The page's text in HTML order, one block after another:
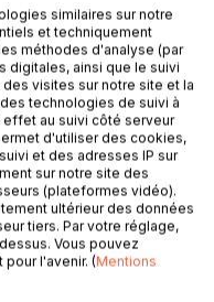
similaires sur notre
et techniquement
méthodes d'analyse (par
digitales, ainsi que le suivi
visites sur notre site et la
technologies de suivi à
au suivi côté serveur
d'utiliser des cookies,
et des adresses IP sur
sur notre site des
(plateformes vidéo).
ultérieur des données
tiers. Par votre réglage,
Vous pouvez
l'avenir. (Mentions